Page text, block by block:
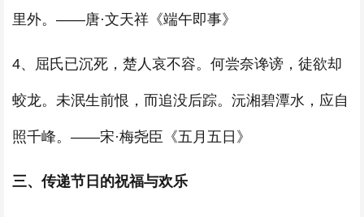
里外。——唐·文天祥《端午即事》
4、屈氏已沉死，楚人哀不容。何尝奈谗谤，徒欲却
蛟龙。未泯生前恨，而追没后踪。沅湘碧潭水，应自
照千峰。——宋·梅尧臣《五月五日》
三、传递节日的祝福与欢乐